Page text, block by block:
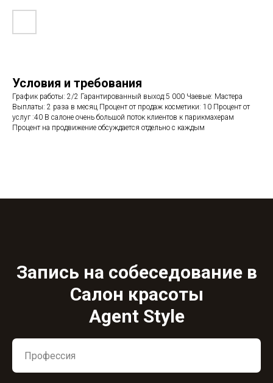
Условия и требования
График работы: 2/2 Гарантированный выход:5 000 Чаевые: Мастера
Выплаты: 2 раза в месяц Процент от продаж косметики: 10 Процент от
услуг :40 В салоне очень большой поток клиентов к парикмахерам
Процент на продвижение обсуждается отдельно с каждым
Запись на собеседование в
Салон красоты
Agent Style